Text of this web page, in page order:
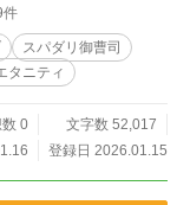
件
スパダリ御曹司
タニティ
0
文字数 52,017
登録日 2026.01.15